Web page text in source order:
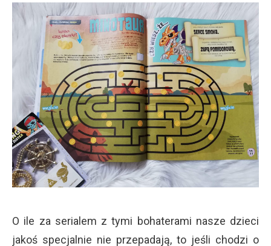
O ile za serialem z tymi bohaterami nasze dzieci
jakoś specjalnie nie przepadają, to jeśli chodzi o